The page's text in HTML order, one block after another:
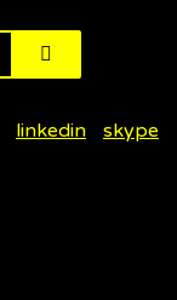
linkedin skype